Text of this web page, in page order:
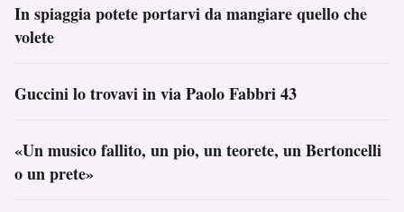
In spiaggia potete portarvi da mangiare quello che
volete
Guccini lo trovavi in via Paolo Fabbri 43
«Un musico fallito, un pio, un teorete, un Bertoncelli
o un prete»